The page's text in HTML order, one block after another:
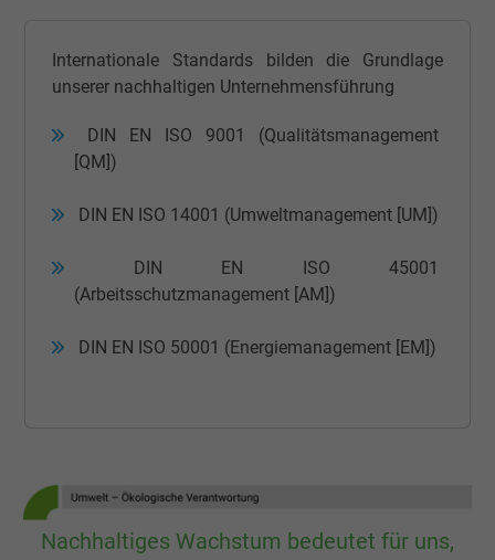
Internationale Standards bilden die Grundlage
unserer nachhaltigen Unternehmensführung
DIN EN ISO 9001 (Qualitätsmanagement
[QM])
DIN EN ISO 14001 (Umweltmanagement [UM])
DIN EN ISO 45001
(Arbeitsschutzmanagement [AM])
DIN EN ISO 50001 (Energiemanagement [EM])
Nachhaltiges Wachstum bedeutet für uns,